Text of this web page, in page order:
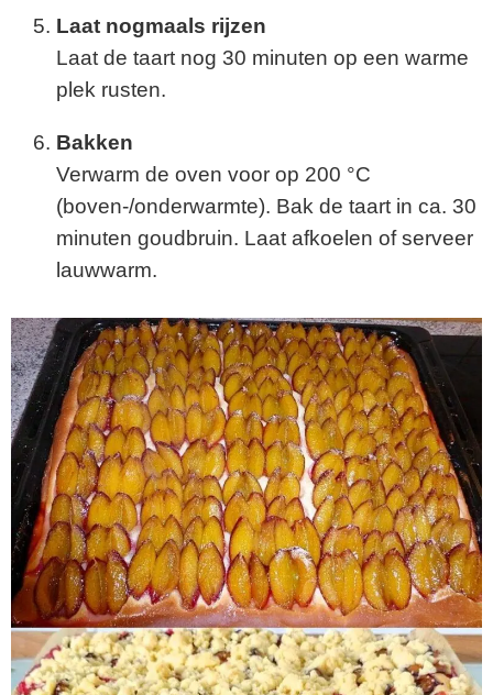
Laat nogmaals rijzen
Laat de taart nog 30 minuten op een warme
plek rusten.
Bakken
Verwarm de oven voor op 200 °C
(boven-/onderwarmte). Bak de taart in ca. 30
minuten goudbruin. Laat afkoelen of serveer
lauwwarm.